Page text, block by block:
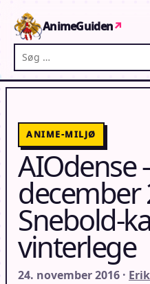
AnimeGuiden↗
Søg på AnimeGuiden
ANIME-MILJØ
AIOdense
december
Snebold-
vinterlege
24. november 2016 ·